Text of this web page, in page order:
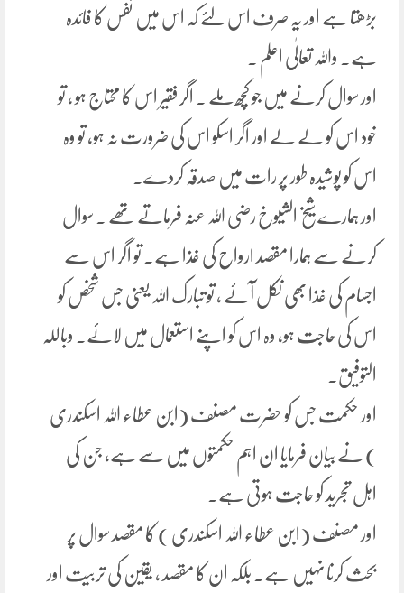
بڑھتا ہے اور یہ صرف اس لئے کہ اس میں نفس کا فائدہ
ہے۔ واللہ تعالٰی اعلم ۔
اور سوال کرنے میں جو کچھ ملے ۔ اگر فقیر اس کا محتاج ہو ، تو
خود اس کو لے لے اور اگر اسکو اس کی ضرورت نہ ہو، تو وہ
اس کو پوشیدہ طور پر رات میں صدقہ کردے۔
اور ہمارے شیخ الشیوخ رضی اللہ عنہ فرماتے تھے ۔ سوال
کرنے سے ہمارا مقصد ارواح کی غذا ہے۔ تو اگر اس سے
اجسام کی غذا بھی نکل آئے ، تو تبارک اللہ یعنی جس شخص کو
اس کی حاجت ہو، وہ اس کو اپنے استعمال میں لائے۔ وباللہ
التوفیق۔
اور حکمت جس کو حضرت مصنف (ابن عطاء اللہ اسکندری
) نے بیان فرمایا ان اہم حکمتوں میں سے ہے، جن کی
اہل تجرید کو حاجت ہوتی ہے۔
اور مصنف (ابن عطاء اللہ اسکندری ) کا مقصد سوال پر
بحث کرنا نہیں ہے۔ بلکہ ان کا مقصد ، یقین کی تربیت اور